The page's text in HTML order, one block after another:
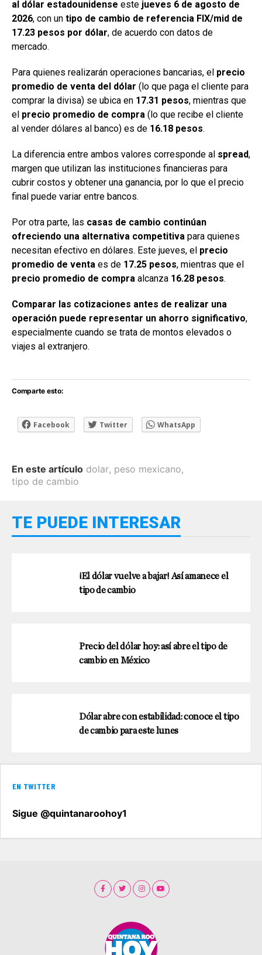
al dólar estadounidense este jueves 6 de agosto de
2026, con un tipo de cambio de referencia FIX/mid de
17.23 pesos por dólar, de acuerdo con datos de
mercado.
Para quienes realizarán operaciones bancarias, el precio
promedio de venta del dólar (lo que paga el cliente para
comprar la divisa) se ubica en 17.31 pesos, mientras que
el precio promedio de compra (lo que recibe el cliente
al vender dólares al banco) es de 16.18 pesos.
La diferencia entre ambos valores corresponde al spread,
margen que utilizan las instituciones financieras para
cubrir costos y obtener una ganancia, por lo que el precio
final puede variar entre bancos.
Por otra parte, las casas de cambio continúan
ofreciendo una alternativa competitiva para quienes
necesitan efectivo en dólares. Este jueves, el precio
promedio de venta es de 17.25 pesos, mientras que el
precio promedio de compra alcanza 16.28 pesos.
Comparar las cotizaciones antes de realizar una
operación puede representar un ahorro significativo,
especialmente cuando se trata de montos elevados o
viajes al extranjero.
Comparte esto:
Facebook Twitter WhatsApp
En este artículo dolar, peso mexicano,
tipo de cambio
TE PUEDE INTERESAR
¡El dólar vuelve a bajar! Así amanece el
tipo de cambio
Precio del dólar hoy: así abre el tipo de
cambio en México
Dólar abre con estabilidad: conoce el tipo
de cambio para este lunes
EN TWITTER
Sigue @quintanaroohoy1